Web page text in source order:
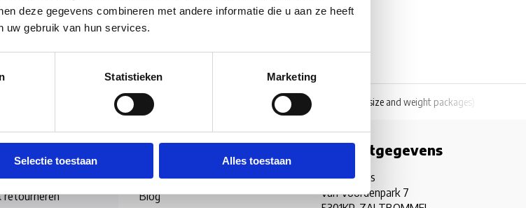
deze gegevens combineren met andere informatie die u aan ze heeft
uw gebruik van hun services.
Statistieken Marketing
Selectie toestaan Alles toestaan
op reparaties en onderhoud.
(werkdagen, normale pakketten naar NL/BE/DE) World wide shipping (normal size and weight packages)
retourneren
Informatie
Over ons
Blog
Contactgegevens
Camperhuis
van Voordenpark 7